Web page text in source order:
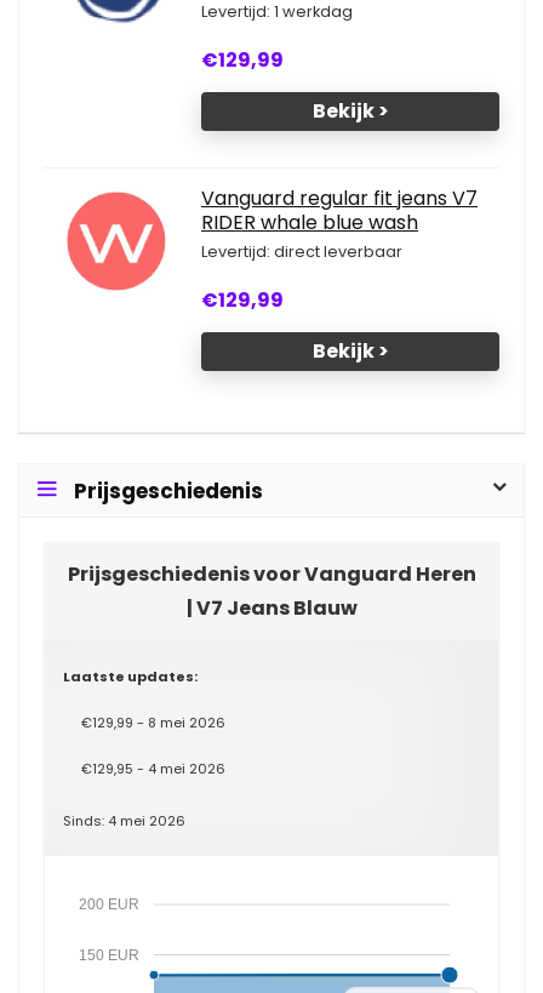
Levertijd: 1 werkdag
€129,99
Bekijk >
Vanguard regular fit jeans V7
RIDER whale blue wash
Levertijd: direct leverbaar
€129,99
Bekijk >
Prijsgeschiedenis
Prijsgeschiedenis voor Vanguard Heren
| V7 Jeans Blauw
Laatste updates:
€129,99 - 8 mei 2026
€129,95 - 4 mei 2026
Sinds: 4 mei 2026
150 EUR
200 EUR